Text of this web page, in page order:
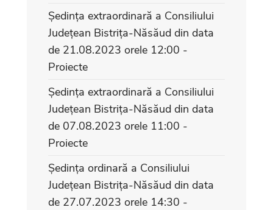
Ședința extraordinară a Consiliului
Județean Bistrița-Năsăud din data
de 21.08.2023 orele 12:00 -
Proiecte
Ședința extraordinară a Consiliului
Județean Bistrița-Năsăud din data
de 07.08.2023 orele 11:00 -
Proiecte
Ședința ordinară a Consiliului
Județean Bistrița-Năsăud din data
de 27.07.2023 orele 14:30 -